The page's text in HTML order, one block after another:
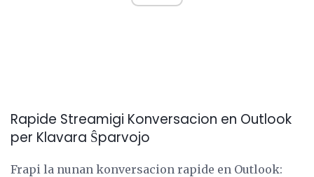
Rapide Streamigi Konversacion en Outlook
per Klavara Ŝparvojo
Frapi la nunan konversacion rapide en Outlook: